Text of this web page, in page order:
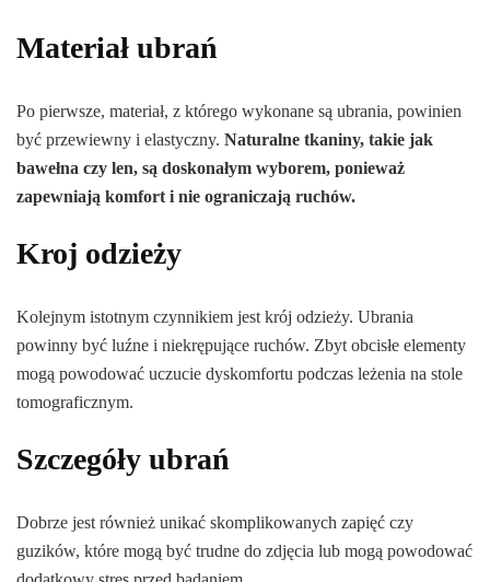
Materiał ubrań
Po pierwsze, materiał, z którego wykonane są ubrania, powinien
być przewiewny i elastyczny. Naturalne tkaniny, takie jak
bawełna czy len, są doskonałym wyborem, ponieważ
zapewniają komfort i nie ograniczają ruchów.
Kroj odzieży
Kolejnym istotnym czynnikiem jest krój odzieży. Ubrania
powinny być luźne i niekrępujące ruchów. Zbyt obcisłe elementy
mogą powodować uczucie dyskomfortu podczas leżenia na stole
tomograficznym.
Szczegóły ubrań
Dobrze jest również unikać skomplikowanych zapięć czy
guzików, które mogą być trudne do zdjęcia lub mogą powodować